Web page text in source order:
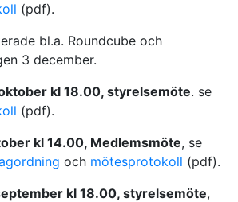
(pdf).
bl.a. Roundcube och
3 december.
kl 18.00, styrelsemöte. se
(pdf).
kl 14.00, Medlemsmöte, se
och mötesprotokoll (pdf).
kl 18.00, styrelsemöte,